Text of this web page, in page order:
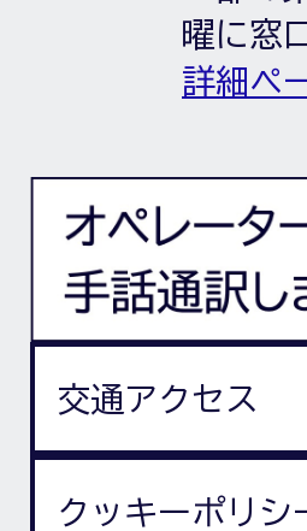
曜に窓
詳細ペ
交通アクセス
クッキーポリシ